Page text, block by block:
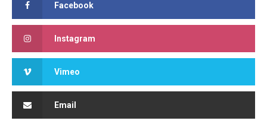
Facebook
Instagram
Vimeo
Email